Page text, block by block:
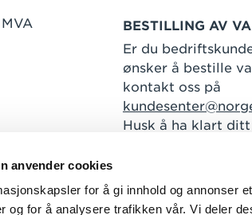
anvender cookies
for å gi innhold og annonser
og for å analysere trafikken vår. Vi deler
BESTILLING AV
Er du
ønsker å bestille
kontakt oss på
Husk å ha klart ditt